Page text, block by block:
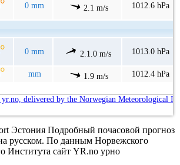
0 mm 2.1 m/s 1012.6 hPa
0 mm 2.1.0 m/s 1013.0 hPa
mm 1.9 m/s 1012.4 hPa
yr.no, delivered by the Norwegian Meteorological
Эстония Подробный почасовой прогноз
русском. По данным Норвежского
Института сайт YR.no урно